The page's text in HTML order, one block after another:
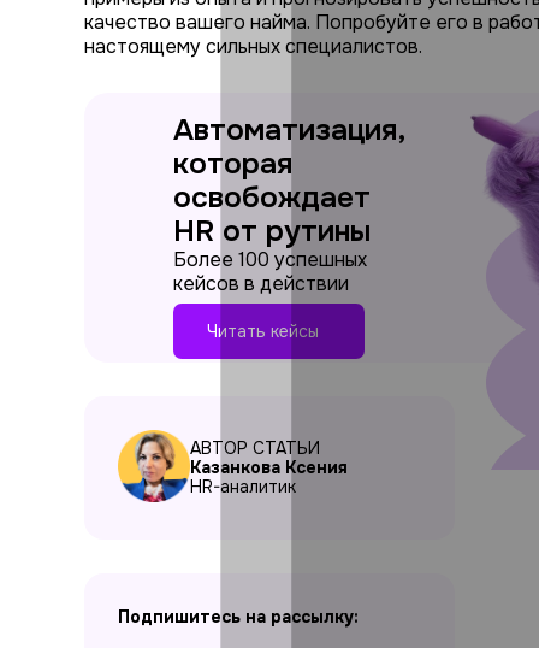
качество вашего найма. Попробуйте его в
настоящему сильных специалистов.
Автоматизация,
которая
освобождает
HR от рутины
Более 100 успешных
кейсов в действии
Читать кейсы
АВТОР СТАТЬИ
Казанкова Ксения
HR-аналитик
Подпишитесь на рассылку: